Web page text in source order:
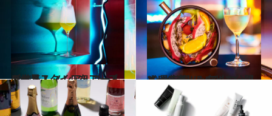
2021.5.1
ライフスタイルをアップデート！ ノンアルコールの世界
グルメ 2021.5.1
オリジナルレシピも公開♪ 最先端ノンアルコールバーの楽しみ方
ビューティ＆ヘルス